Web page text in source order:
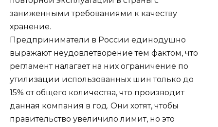
заниженными требованиями к качеству
хранение.
Предприниматели в России единодушно
выражают неудовлетворение тем фактом, что
регламент налагает на них ограничение по
утилизации использованных шин только до
15% от общего количества, что производит
данная компания в год. Они хотят, чтобы
правительство увеличило лимит, но это